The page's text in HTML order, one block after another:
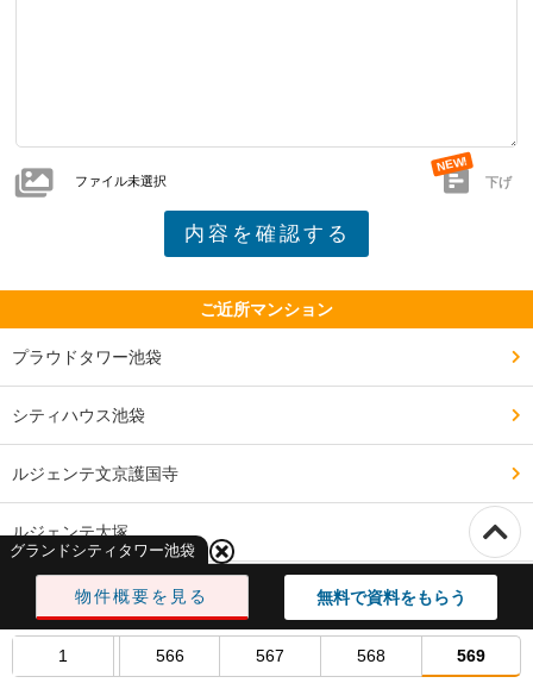
グランドシティタワー池袋
物件概要を見る 無料で資料をもらう
1 566 567 568 569
━━━━━━━━━━━━━━━━━━━
交通・アクセスで良い点、気になる点
━━━━━━━━━━━━━━━━━━━
首都高も東池袋インターや護国寺インターまで近い！
凄く狭い。
そして人の通行も多いので怖い。
━━━━━━━━━━━━━━━━━━━
治安・安全の面で良い点、気になる点
16階　15500万円　坪単価907万円
NW-55J　2LDK　56.44㎡
13階　16000万円　坪単価937万円
SE-55C　2LDK　56.44㎡
W-60A　2LDK　60.31㎡
16階　18800万円　坪単価1028万円
NE70B　3LDK　70.43㎡　北向き中住戸
18階　20800万円　坪単価976万円
ファイル未選択 下げ
ご近所マンション
プラウドタワー池袋
シティハウス池袋
ルジェンテ文京護国寺
ルジェンテ大塚
ブランズ護国寺富士見坂
シティハウス南大塚テラス